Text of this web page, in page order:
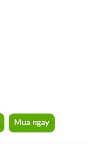
Mua ngay